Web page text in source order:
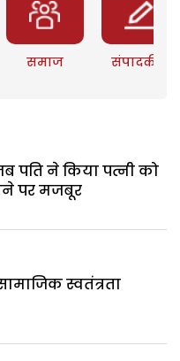
समाज संपादकीय
पति ने किया पत्नी को
पर मजबूर
स्वतंत्रता